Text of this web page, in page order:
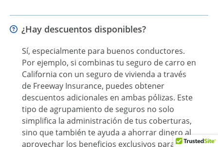
¿Hay descuentos disponibles?
Sí, especialmente para buenos conductores.
Por ejemplo, si combinas tu seguro de carro en
California con un seguro de vivienda a través
de Freeway Insurance, puedes obtener
descuentos adicionales en ambas pólizas. Este
tipo de agrupamiento de seguros no solo
simplifica la administración de tus coberturas,
sino que también te ayuda a ahorrar dinero al
aprovechar los beneficios exclusivos para